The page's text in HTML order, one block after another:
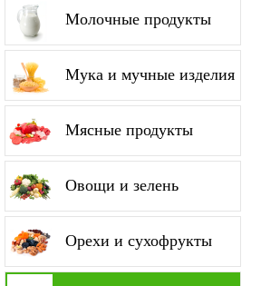
Молочные продукты
Мука и мучные изделия
Мясные продукты
Овощи и зелень
Орехи и сухофрукты